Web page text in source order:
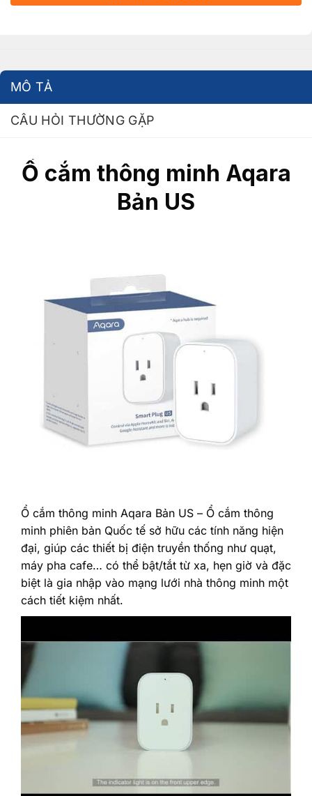
MÔ TẢ
CÂU HỎI THƯỜNG GẶP
Ổ cắm thông minh Aqara
Bản US
Ổ cắm thông minh Aqara Bản US – Ổ cắm thông
minh phiên bản Quốc tế sở hữu các tính năng hiện
đại, giúp các thiết bị điện truyền thống như quạt,
máy pha cafe… có thể bật/tắt từ xa, hẹn giờ và đặc
biệt là gia nhập vào mạng lưới nhà thông minh một
cách tiết kiệm nhất.